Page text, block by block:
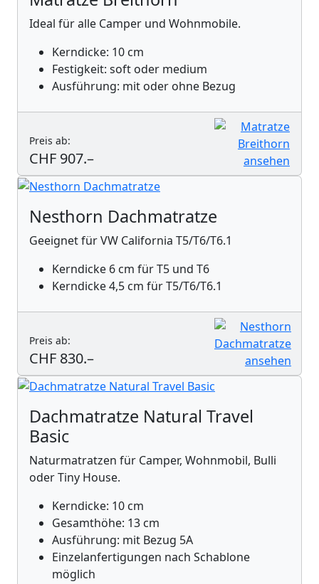
Ideal für alle Camper und Wohnmobile.
Kerndicke: 10 cm
Festigkeit: soft oder medium
Ausführung: mit oder ohne Bezug
Preis ab:
CHF 907.–
Nesthorn Dachmatratze
Geeignet für VW California T5/T6/T6.1
Kerndicke 6 cm für T5 und T6
Kerndicke 4,5 cm für T5/T6/T6.1
Preis ab:
CHF 830.–
Dachmatratze Natural Travel
Basic
Naturmatratzen für Camper, Wohnmobil, Bulli
oder Tiny House.
Kerndicke: 10 cm
Gesamthöhe: 13 cm
Ausführung: mit Bezug 5A
Einzelanfertigungen nach Schablone
möglich